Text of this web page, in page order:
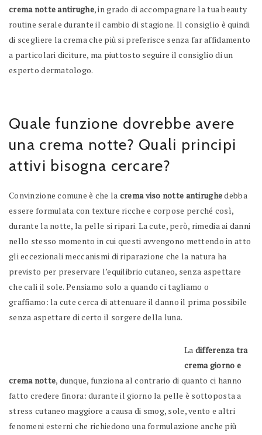
crema notte antirughe, in grado di accompagnare la tua beauty
routine serale durante il cambio di stagione. Il consiglio è quindi
di scegliere la crema che più si preferisce senza far affidamento
a particolari diciture, ma piuttosto seguire il consiglio di un
esperto dermatologo.
Quale funzione dovrebbe avere
una crema notte? Quali principi
attivi bisogna cercare?
Convinzione comune è che la crema viso notte antirughedebba
essere formulata con texture ricche e corpose perché così,
durante la notte, la pelle si ripari. La cute, però, rimedia ai danni
nello stesso momento in cui questi avvengono mettendo in atto
gli eccezionali meccanismi di riparazione che la natura ha
previsto per preservare l’equilibrio cutaneo, senza aspettare
che cali il sole. Pensiamo solo a quando ci tagliamo o
graffiamo: la cute cerca di attenuare il danno il prima possibile
senza aspettare di certo il sorgere della luna.
La differenza tra
crema giorno e
crema notte, dunque, funziona al contrario di quanto ci hanno
fatto credere finora: durante il giorno la pelle è sottoposta a
stress cutaneo maggiore a causa di smog, sole, vento e altri
fenomeni esterni che richiedono una formulazione anche più